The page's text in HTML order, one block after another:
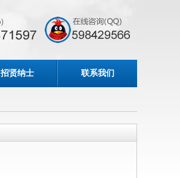
招贤纳士 联系我们